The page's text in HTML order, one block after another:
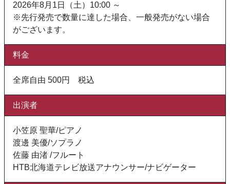
2026年8月1日（土）10:00 ～
※先行発売で数量に達した場合、一般発売がない場合
がございます。
料金
全席自由 500円 税込
出演者
小笠原 聖華/ピアノ
渡邊 美優/ソプラノ
佐藤 由渚 /フルート
HTB北海道テレビ放送アナウンサー/ナビゲーター